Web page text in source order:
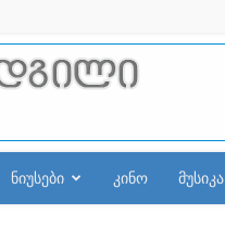
ნიუსები კინო მუსიკა